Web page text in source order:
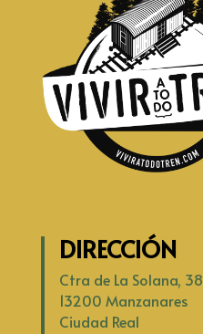
DIRECCIÓN
Ctra de La Solana, 38
13200 Manzanares
Ciudad Real